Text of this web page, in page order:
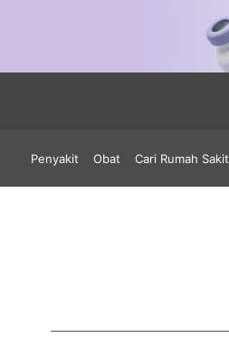
Penyakit Obat Cari Rumah Sakit